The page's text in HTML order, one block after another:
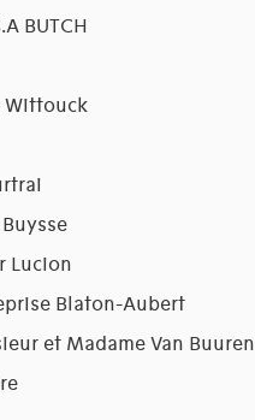
BUTCH
Wittouck
Lucion
Blaton-Aubert
et Madame Van Buuren